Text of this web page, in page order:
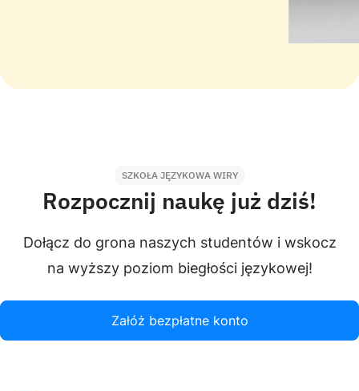
SZKOŁA JĘZYKOWA WIRY
Rozpocznij naukę już dziś!
Dołącz do grona naszych studentów i wskocz
na wyższy poziom biegłości językowej!
Załóż bezpłatne konto